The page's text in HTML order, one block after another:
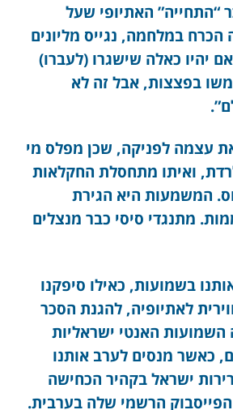
“התחייה” האתיופי שעל
הכרח במלחמה, נגייס מליונים
יהיו כאלה שישגרו (לעברו)
בפצצות, אבל זה לא
עצמה לפניקה, שכן מפלס מי
ואיתו מתחסלת החקלאות
המשמעות היא הגירת
מתנגדי סיסי כבר מנצלים
בשמועות, כאילו סיפקנו
לאתיופיה, להגנת הסכר
השמועות האנטי ישראליות
כאשר מנסים לערב אותנו
ישראל בקהיר הכחישה
הרשמי שלה בערבית.